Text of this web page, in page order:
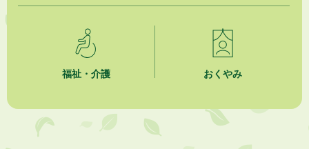
夏季休暇期間 開業医等診療予定
「水道カルテ」の公表について
2026年8月3日
福祉・介護 おくやみ